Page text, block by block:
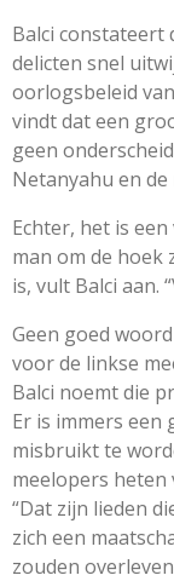
Balci constateert
delicten snel
oorlogsbeleid
vindt dat een
geen
Netanyahu en
Echter, het is
man om de hoek
is, vult Balci aan.
Geen goed
voor de linkse
Balci noemt die
Er is immers een
misbruikt te
meelopers heten
“Dat zijn lieden
zich een
zouden